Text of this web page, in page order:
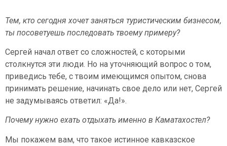
Тем, кто сегодня хочет заняться туристическим бизнесом,
ты посоветуешь последовать твоему примеру?
Сергей начал ответ со сложностей, с которыми
столкнутся эти люди. Но на уточняющий вопрос о том,
приведись тебе, с твоим имеющимся опытом, снова
принимать решение, начинать свое дело или нет, Сергей
не задумываясь ответил: «Да!».
Почему нужно ехать отдыхать именно в Каматахостел?
Мы покажем вам, что такое истинное кавказское